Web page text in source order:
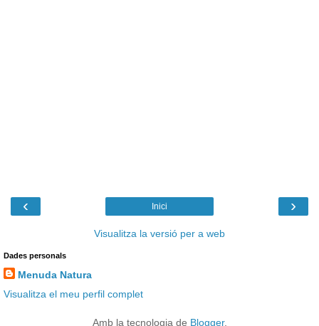
‹ ›
Inici
Visualitza la versió per a web
Dades personals
Menuda Natura
Visualitza el meu perfil complet
Amb la tecnologia de Blogger.